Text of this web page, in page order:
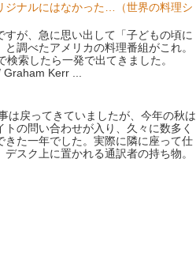
ジナルにはなかった…（世界の料理シ
が、急に思い出して「子どもの頃に
調べたアメリカの料理番組がこれ。
索したら一発で出てきました。
Kerr ...
戻ってきていましたが、今年の秋は
の問い合わせが入り、久々に数多く
た一年でした。実際に隣に座って仕
スク上に置かれる通訳者の持ち物。